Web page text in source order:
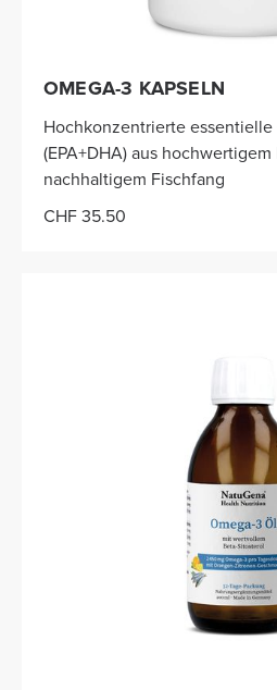
OMEGA-3 KAPSELN
Hochkonzentrierte essentielle
(EPA+DHA) aus
nachhaltigem Fischfang
CHF 35.50